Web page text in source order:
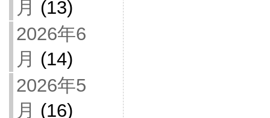
月 (13)
2026年6
月 (14)
2026年5
月 (16)